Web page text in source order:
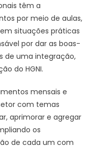
têm a
por meio de aulas,
situações práticas
por dar as boas-
de uma integração,
do HGNI.
mensais e
com temas
aprimorar e agregar
os
de cada um com